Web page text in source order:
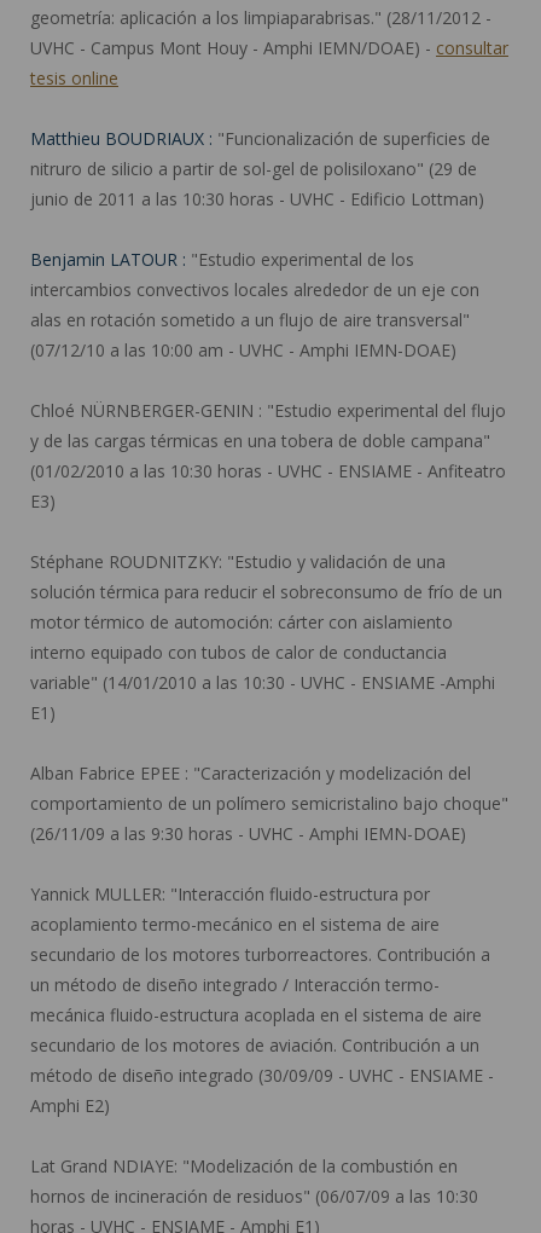
geometría: aplicación a los limpiaparabrisas." (28/11/2012 -
UVHC - Campus Mont Houy - Amphi IEMN/DOAE) - consultar
tesis online
Matthieu BOUDRIAUX : "Funcionalización de superficies de
nitruro de silicio a partir de sol-gel de polisiloxano" (29 de
junio de 2011 a las 10:30 horas - UVHC - Edificio Lottman)
Benjamin LATOUR : "Estudio experimental de los
intercambios convectivos locales alrededor de un eje con
alas en rotación sometido a un flujo de aire transversal"
(07/12/10 a las 10:00 am - UVHC - Amphi IEMN-DOAE)
Chloé NÜRNBERGER-GENIN : "Estudio experimental del flujo
y de las cargas térmicas en una tobera de doble campana"
(01/02/2010 a las 10:30 horas - UVHC - ENSIAME - Anfiteatro
E3)
Stéphane ROUDNITZKY: "Estudio y validación de una
solución térmica para reducir el sobreconsumo de frío de un
motor térmico de automoción: cárter con aislamiento
interno equipado con tubos de calor de conductancia
variable" (14/01/2010 a las 10:30 - UVHC - ENSIAME -Amphi
E1)
Alban Fabrice EPEE : "Caracterización y modelización del
comportamiento de un polímero semicristalino bajo choque"
(26/11/09 a las 9:30 horas - UVHC - Amphi IEMN-DOAE)
Yannick MULLER: "Interacción fluido-estructura por
acoplamiento termo-mecánico en el sistema de aire
secundario de los motores turborreactores. Contribución a
un método de diseño integrado / Interacción termo-
mecánica fluido-estructura acoplada en el sistema de aire
secundario de los motores de aviación. Contribución a un
método de diseño integrado (30/09/09 - UVHC - ENSIAME -
Amphi E2)
Lat Grand NDIAYE: "Modelización de la combustión en
hornos de incineración de residuos" (06/07/09 a las 10:30
horas - UVHC - ENSIAME - Amphi E1)